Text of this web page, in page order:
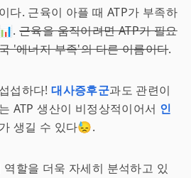
다. 근육이 아플 때 ATP가 부족하
근육을 움직이려면 ATP가 필요
'에너지 부족'의 다른 이름이다.
섭하다!대사증후군과도 관련이
ATP 생산이 비정상적이어서 인
생길 수 있다😓.
역할을 더욱 자세히 분석하고 있